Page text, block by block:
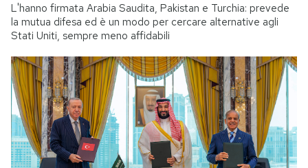
L'hanno firmata Arabia Saudita, Pakistan e Turchia: prevede
la mutua difesa ed è un modo per cercare alternative agli
Stati Uniti, sempre meno affidabili